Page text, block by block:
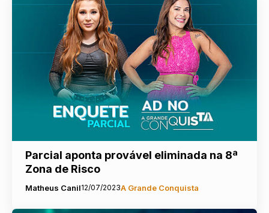
Parcial aponta provável eliminada na 8ª
Zona de Risco
Matheus Canil12/07/2023A Grande Conquista